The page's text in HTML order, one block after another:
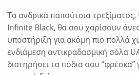
€76.99.
Τα ανδρικά παπούτσια
Infinite Black, θα σου χαρίσουν
υποστήριξη για ακόμη πιο πολλά
ενδιάμεση αντικραδασμική σόλα
διατηρήσει τα πόδια σου “φρέσκα”